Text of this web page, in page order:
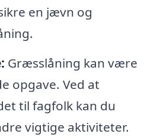
en jævn og
Græsslåning kan være
opgave. Ved at
til fagfolk kan du
vigtige aktiviteter.